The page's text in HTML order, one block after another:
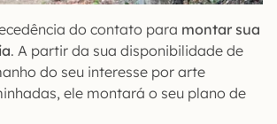
do contato para montar sua
. A partir da sua disponibilidade de
do seu interesse por arte
ele montará o seu plano de